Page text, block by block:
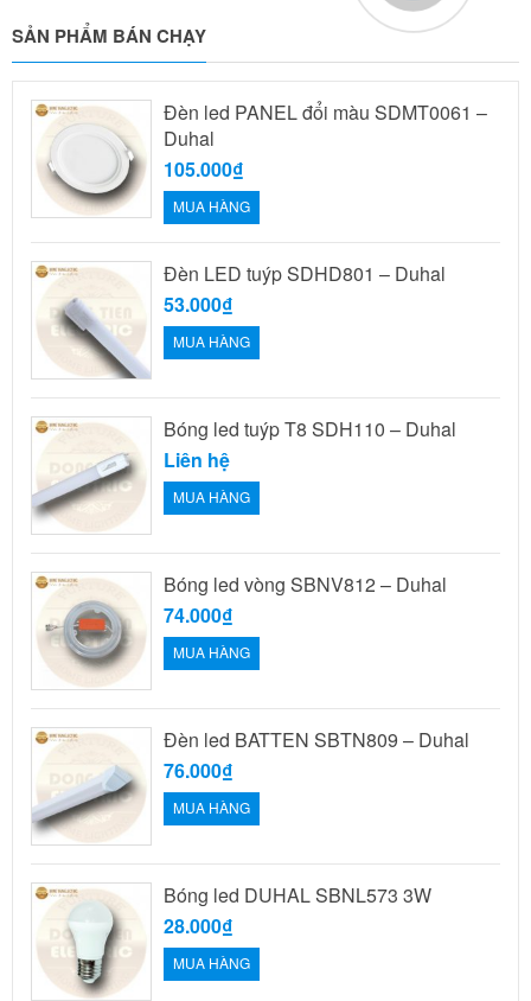
SẢN PHẨM BÁN CHẠY
Đèn led PANEL đổi màu SDMT0061 –
Duhal
105.000₫
MUA HÀNG
Đèn LED tuýp SDHD801 – Duhal
53.000₫
MUA HÀNG
Bóng led tuýp T8 SDH110 – Duhal
Liên hệ
MUA HÀNG
Bóng led vòng SBNV812 – Duhal
74.000₫
MUA HÀNG
Đèn led BATTEN SBTN809 – Duhal
76.000₫
MUA HÀNG
Bóng led DUHAL SBNL573 3W
28.000₫
MUA HÀNG